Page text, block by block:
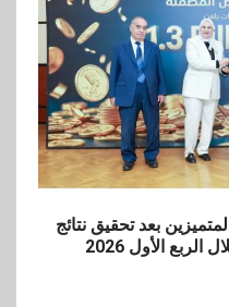
مصر 2030
في فعالية اليوم
ويقدم العديد من
بعد تحقيق نتائج
الأول 2026